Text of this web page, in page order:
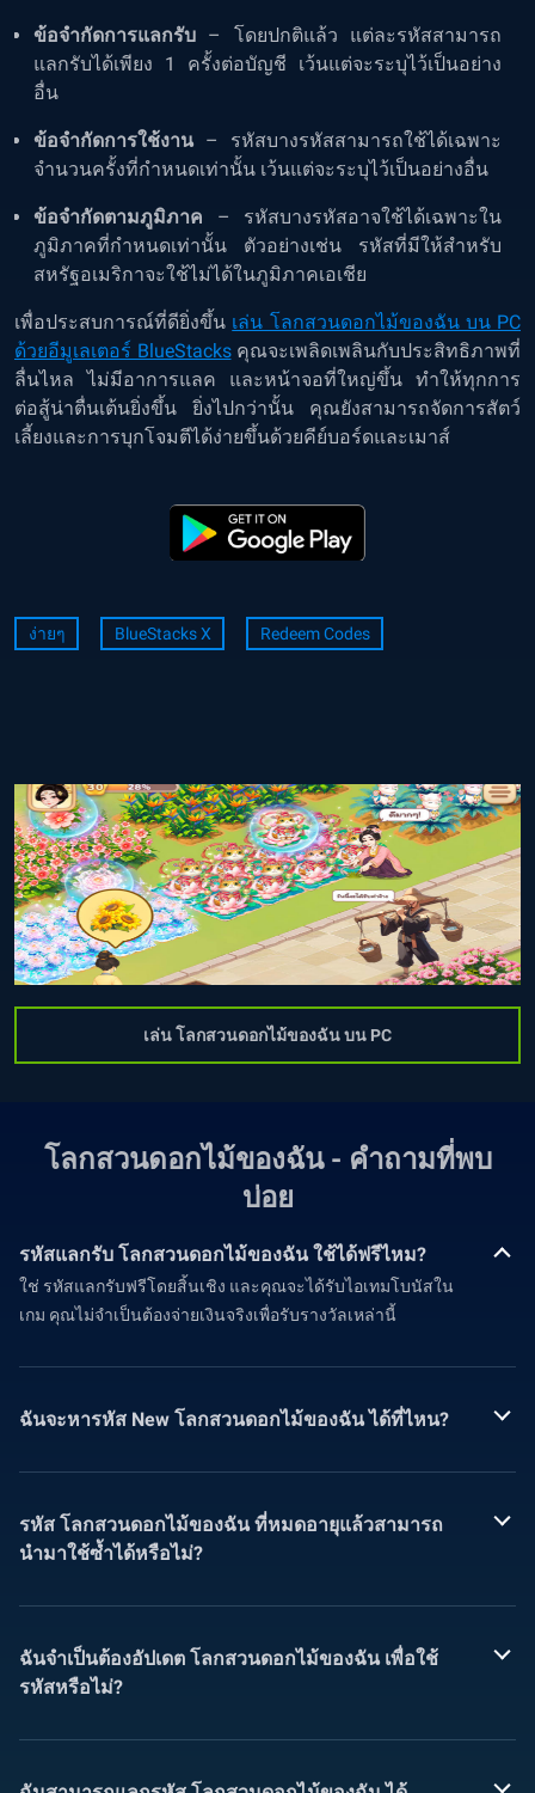
ข้อจำกัดการแลกรับ – โดยปกติแล้ว แต่ละรหัสสามารถ
แลกรับได้เพียง 1 ครั้งต่อบัญชี เว้นแต่จะระบุไว้เป็นอย่าง
อื่น
ข้อจำกัดการใช้งาน– รหัสบางรหัสสามารถใช้ได้เฉพาะ
จำนวนครั้งที่กำหนดเท่านั้น เว้นแต่จะระบุไว้เป็นอย่างอื่น
ข้อจำกัดตามภูมิภาค – รหัสบางรหัสอาจใช้ได้เฉพาะใน
ภูมิภาคที่กำหนดเท่านั้น ตัวอย่างเช่น รหัสที่มีให้สำหรับ
สหรัฐอเมริกาจะใช้ไม่ได้ในภูมิภาคเอเชีย
เพื่อประสบการณ์ที่ดียิ่งขึ้น เล่น โลกสวนดอกไม้ของฉัน บน PC
ด้วยอีมูเลเตอร์ BlueStacksคุณจะเพลิดเพลินกับประสิทธิภาพที่
ลื่นไหล ไม่มีอาการแลค และหน้าจอที่ใหญ่ขึ้น ทำให้ทุกการ
ต่อสู้น่าตื่นเต้นยิ่งขึ้น ยิ่งไปกว่านั้น คุณยังสามารถจัดการสัตว์
เลี้ยงและการบุกโจมตีได้ง่ายขึ้นด้วยคีย์บอร์ดและเมาส์
ง่ายๆ BlueStacks X Redeem Codes
เล่น โลกสวนดอกไม้ของฉัน บน PC
โลกสวนดอกไม้ของฉัน - คำถามที่พบ
บ่อย
รหัสแลกรับ โลกสวนดอกไม้ของฉัน ใช้ได้ฟรีไหม?
ใช่ รหัสแลกรับฟรีโดยสิ้นเชิง และคุณจะได้รับไอเทมโบนัสใน
เกม คุณไม่จำเป็นต้องจ่ายเงินจริงเพื่อรับรางวัลเหล่านี้
ฉันจะหารหัส New โลกสวนดอกไม้ของฉัน ได้ที่ไหน?
รหัส โลกสวนดอกไม้ของฉัน ที่หมดอายุแล้วสามารถ
นำมาใช้ซ้ำได้หรือไม่?
ฉันจำเป็นต้องอัปเดต โลกสวนดอกไม้ของฉัน เพื่อใช้
รหัสหรือไม่?